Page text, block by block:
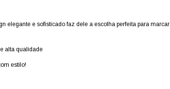
elegante e sofisticado faz dele a escolha perfeita para marcar
alta qualidade
estilo!